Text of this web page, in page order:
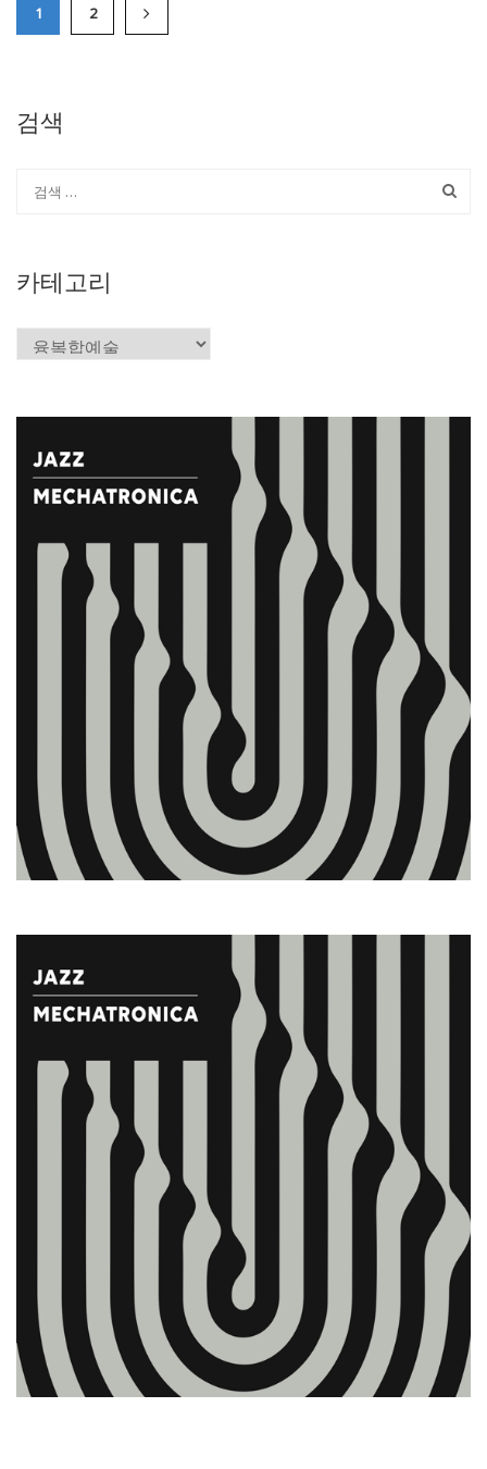
1 2
검색
카테고리